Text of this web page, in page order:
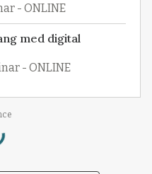
- ONLINE
med digital
- ONLINE